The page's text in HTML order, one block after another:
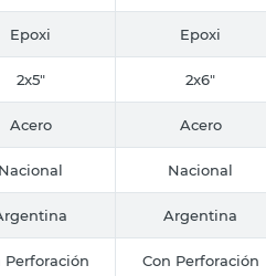
Epoxi Epoxi
2x5" 2x6"
Acero Acero
Nacional Nacional
Argentina
Perforación Con Perforación